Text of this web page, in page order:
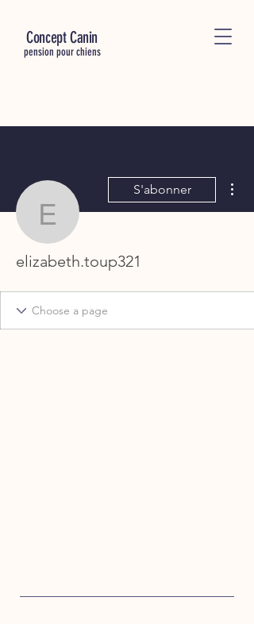
Concept Canin
pension pour chiens
S'abonner
elizabeth.toup321